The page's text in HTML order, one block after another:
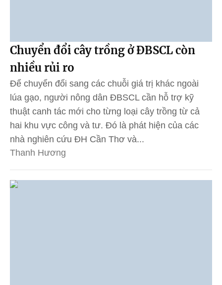
Chuyển đổi cây trồng ở ĐBSCL còn
nhiều rủi ro
Để chuyển đổi sang các chuỗi giá trị khác ngoài
lúa gạo, người nông dân ĐBSCL cần hỗ trợ kỹ
thuật canh tác mới cho từng loại cây trồng từ cả
hai khu vực công và tư. Đó là phát hiện của các
nhà nghiên cứu ĐH Cần Thơ và...
Thanh Hương